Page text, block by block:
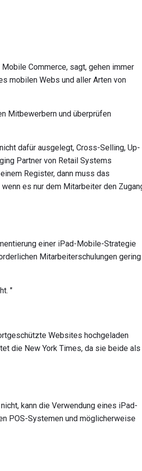
Commerce, sagt, gehen immer
mobilen Webs und aller Arten von
Mitbewerbern und überprüfen
dafür ausgelegt, Cross-Selling, Up-
Partner von Retail Systems
Register, dann muss das
es nur dem Mitarbeiter den
einer iPad-Mobile-Strategie
Mitarbeiterschulungen gering
"
Websites hochgeladen
die New York Times, da sie beide als
kann die Verwendung eines iPad-
POS-Systemen und möglicherweise